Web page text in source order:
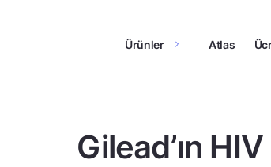
Ürünler Atlas
Gilead’ın